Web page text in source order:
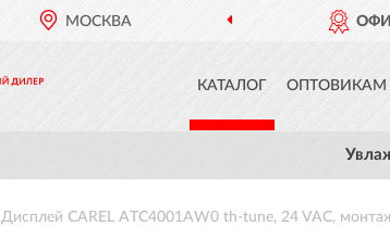
МОСКВА
КАТАЛОГ
Дисплей CAREL ATC4001AW0 th-tune, 24 VAC,